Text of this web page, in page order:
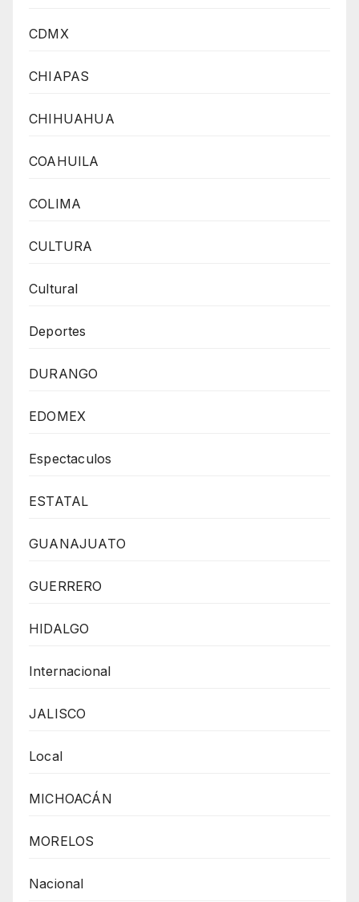
CDMX
CHIAPAS
CHIHUAHUA
COAHUILA
COLIMA
CULTURA
Cultural
Deportes
DURANGO
EDOMEX
Espectaculos
ESTATAL
GUANAJUATO
GUERRERO
HIDALGO
Internacional
JALISCO
Local
MICHOACÁN
MORELOS
Nacional